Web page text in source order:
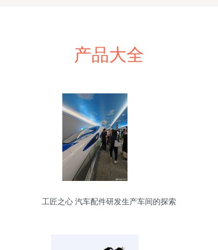
产品大全
工匠之心 汽车配件研发生产车间的探索